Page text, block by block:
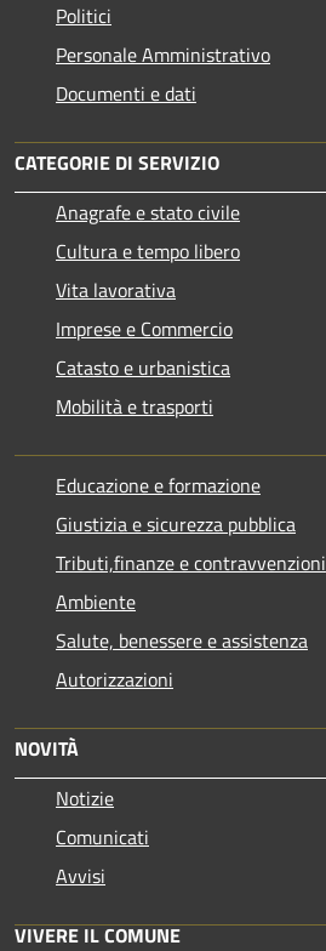
Politici
Personale Amministrativo
Documenti e dati
CATEGORIE DI SERVIZIO
Anagrafe e stato civile
Cultura e tempo libero
Vita lavorativa
Imprese e Commercio
Catasto e urbanistica
Mobilità e trasporti
Educazione e formazione
Giustizia e sicurezza pubblica
Tributi,finanze e contravvenzioni
Ambiente
Salute, benessere e assistenza
Autorizzazioni
NOVITÀ
Notizie
Comunicati
Avvisi
VIVERE IL COMUNE